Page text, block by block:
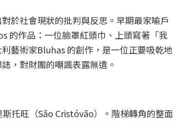
於社會現狀的批判與反思。早期最家喻戶
的作品：一位臉罩紅頭巾、上頭寫著「我
藝術家Bluhas 的創作，是一位正要吸乾地
，對財團的嘲諷表露無遺。
托旺（São Cristóvão）。階梯轉角的整面